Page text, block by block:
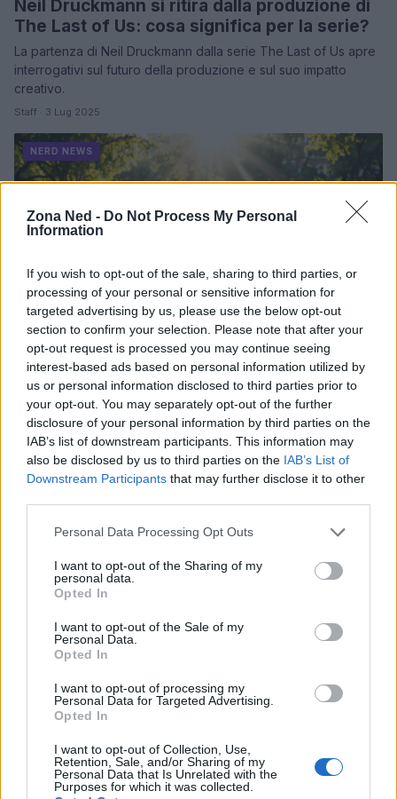
Zona Ned - Do Not Process My Personal
Information
If you wish to opt-out of the sale, sharing to third parties, or
processing of your personal or sensitive information for
targeted advertising by us, please use the below opt-out
section to confirm your selection. Please note that after your
opt-out request is processed you may continue seeing
interest-based ads based on personal information utilized by
us or personal information disclosed to third parties prior to
your opt-out. You may separately opt-out of the further
disclosure of your personal information by third parties on the
IAB’s list of downstream participants. This information may
also be disclosed by us to third parties on the IAB’s List of
Downstream Participants that may further disclose it to other
Please note that this website/app uses one or more Google
not limited to your visit or usage behaviour. You may click to
grant or deny consent to Google and its third-party tags to
use your data for below specified purposes in below Google
consent section.
Personal Data Processing Opt Outs
I want to opt-out of the Sharing of my
personal data.
Opted In
I want to opt-out of the Sale of my
Personal Data.
Opted In
I want to opt-out of processing my
Personal Data for Targeted Advertising.
Opted In
I want to opt-out of Collection, Use,
Retention, Sale, and/or Sharing of my
Personal Data that Is Unrelated with the
Purposes for which it was collected.
Neil Druckmann si ritira dalla produzione di
The Last of Us: cosa significa per la serie?
La partenza di Neil Druckmann dalla serie The Last of Us apre
interrogativi sul futuro della produzione e sul suo impatto
creativo.
Staff · 3 Lug 2025
NERD NEWS
La collezione Superman di Box Lunch: moda
e altruismo in un’unica estate
Un viaggio nel merchandising di Superman che unisce moda e
valori fondamentali di giustizia e speranza.
Staff · 3 Lug 2025
Scoprire il potenziale del DCU e dei
personaggi di Superman
Quali sono le prospettive future del DCU e in che modo i
personaggi di Superman possono ridefinire il panorama
cinematografico?